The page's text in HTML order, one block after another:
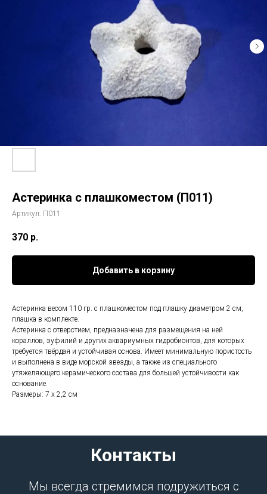
Астеринка с плашкоместом (П011)
Артикул: П011
370 р.
Добавить в корзину
Астеринка весом 110 гр. с плашкоместом под плашку диаметром 2 см,
плашка в комплекте.
Астеринка с отверстием, предназначена для размещения на ней
кораллов, эуфилий и других аквариумных гидробионтов, для которых
требуется твёрдая и устойчивая основа. Имеет минимальную пористость
и выполнена в виде морской звезды, а также из специального
утяжеляющего керамического состава для большей устойчивости как
основание.
Размеры: 7 х 2,2 см
Контакты
Мы всегда стремимся подружиться с